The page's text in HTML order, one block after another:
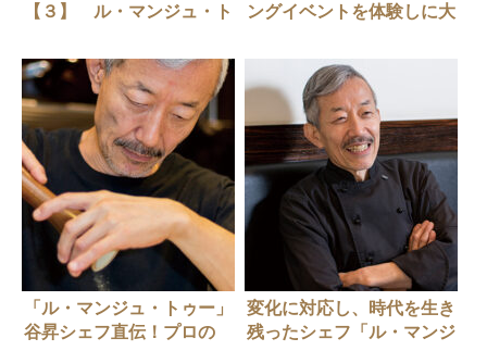
【３】 ル・マンジュ・ト
昇さん
ングイベントを体験しに大
「ル・マンジュ・トゥー」
谷昇シェフ直伝！プロの
変化に対応し、時代を生き
残ったシェフ「ル・マンジ